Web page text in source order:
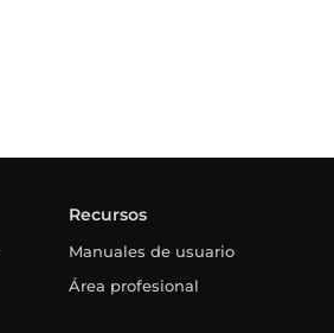
Recursos
Manuales de usuario
Área profesional